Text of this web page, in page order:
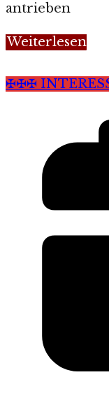
antrieben
Weiterlesen
✠✠✠